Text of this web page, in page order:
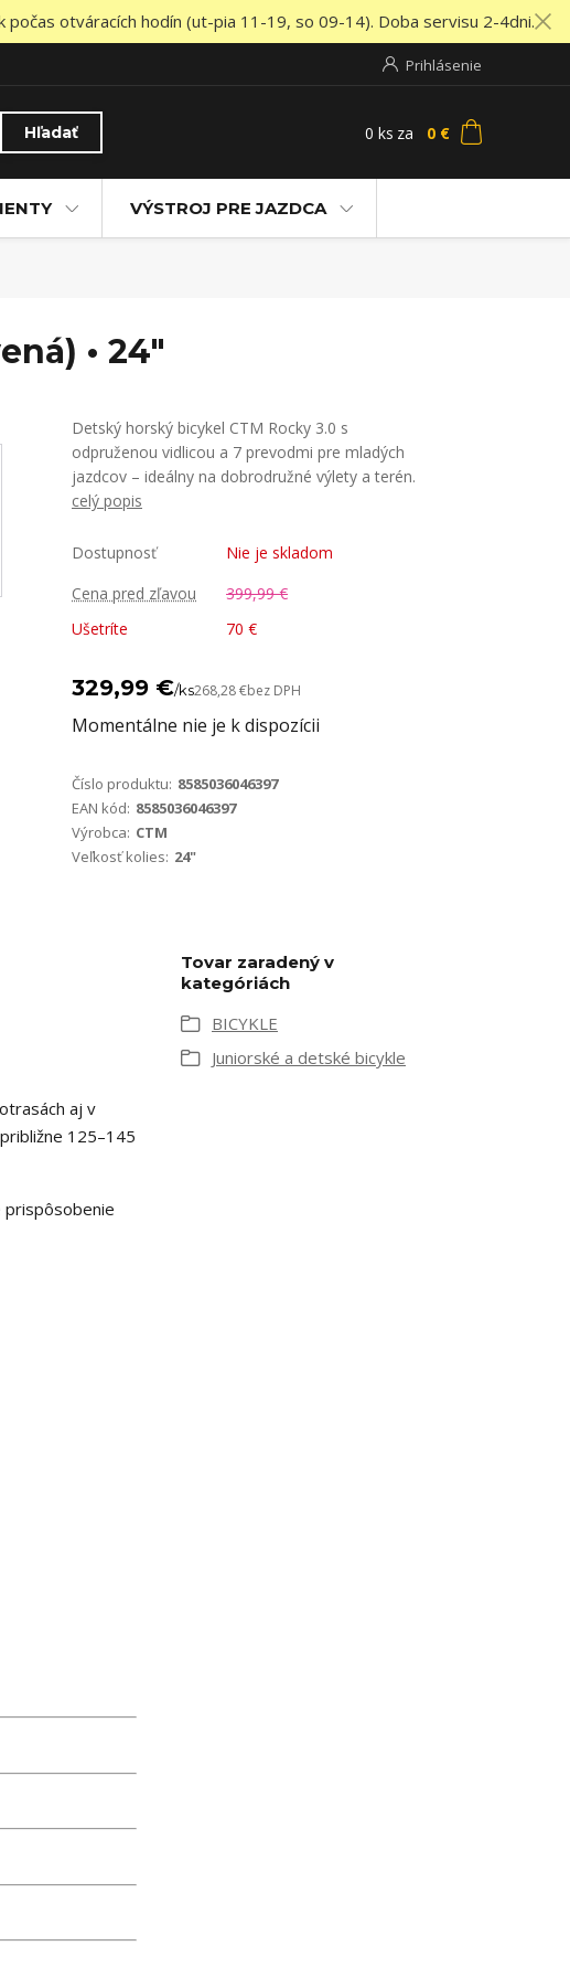
otváracích hodín (ut-pia 11-19, so 09-14). Doba servisu 2-4dni.
Prihlásenie
Hľadať 0 ks za 0 €
VÝSTROJ PRE JAZDCA
• 24"
Detský horský bicykel CTM Rocky 3.0 s
odpruženou vidlicou a 7 prevodmi pre mladých
jazdcov – ideálny na dobrodružné výlety a terén.
celý popis
Dostupnosť
Nie je skladom
Cena pred zľavou
399,99 €
Ušetríte
70 €
329,99 €/ks268,28 €bez DPH
Momentálne nie je k dispozícii
Číslo produktu: 8585036046397
EAN kód: 8585036046397
Výrobca: CTM
Veľkosť kolies: 24"
aj v
125–145
prispôsobenie
Tovar zaradený v
kategóriách
BICYKLE
Juniorské a detské bicykle